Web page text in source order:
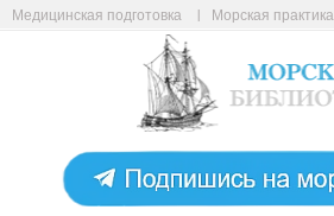
Медицинская подготовка Морская практика
Авиабилеты онлайн